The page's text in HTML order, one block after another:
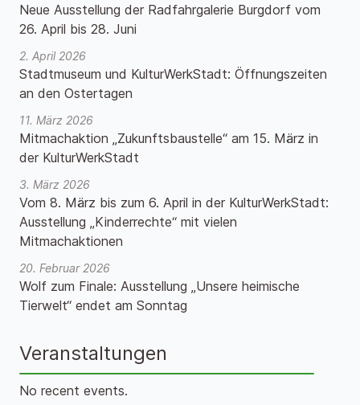
Neue Ausstellung der Radfahrgalerie Burgdorf vom
26. April bis 28. Juni
2. April 2026
Stadtmuseum und KulturWerkStadt: Öffnungszeiten
an den Ostertagen
11. März 2026
Mitmachaktion „Zukunftsbaustelle“ am 15. März in
der KulturWerkStadt
3. März 2026
Vom 8. März bis zum 6. April in der KulturWerkStadt:
Ausstellung „Kinderrechte“ mit vielen
Mitmachaktionen
20. Februar 2026
Wolf zum Finale: Ausstellung „Unsere heimische
Tierwelt“ endet am Sonntag
Veranstaltungen
No recent events.